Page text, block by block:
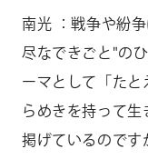
南光 ：戦争や紛
尽なできごと"の
ーマとして「たと
らめきを持って
掲げているのです